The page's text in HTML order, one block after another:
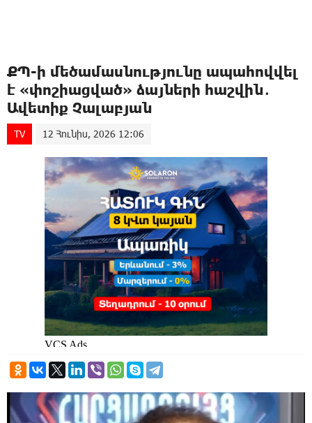
ՔՊ-ի մեծամասնությունը ապահովվել
է «փոշիացված» ձայների հաշվին․
Ավետիք Չալաբյան
TV 12 Հունիս, 2026 12:06